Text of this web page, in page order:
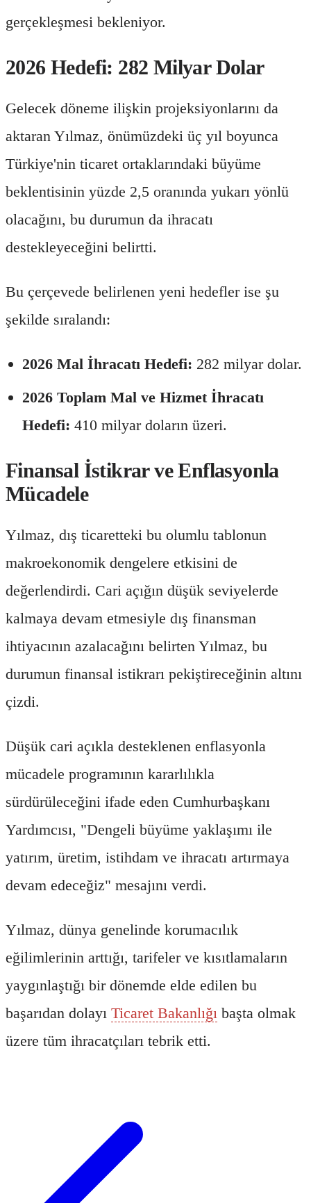
gerçekleşmesi bekleniyor.
2026 Hedefi: 282 Milyar Dolar
Gelecek döneme ilişkin projeksiyonlarını da
aktaran Yılmaz, önümüzdeki üç yıl boyunca
Türkiye'nin ticaret ortaklarındaki büyüme
beklentisinin yüzde 2,5 oranında yukarı yönlü
olacağını, bu durumun da ihracatı
destekleyeceğini belirtti.
Bu çerçevede belirlenen yeni hedefler ise şu
şekilde sıralandı:
2026 Mal İhracatı Hedefi: 282 milyar dolar.
2026 Toplam Mal ve Hizmet İhracatı
Hedefi: 410 milyar doların üzeri.
Finansal İstikrar ve Enflasyonla
Mücadele
Yılmaz, dış ticaretteki bu olumlu tablonun
makroekonomik dengelere etkisini de
değerlendirdi. Cari açığın düşük seviyelerde
kalmaya devam etmesiyle dış finansman
ihtiyacının azalacağını belirten Yılmaz, bu
durumun finansal istikrarı pekiştireceğinin altını
çizdi.
Düşük cari açıkla desteklenen enflasyonla
mücadele programının kararlılıkla
sürdürüleceğini ifade eden Cumhurbaşkanı
Yardımcısı, "Dengeli büyüme yaklaşımı ile
yatırım, üretim, istihdam ve ihracatı artırmaya
devam edeceğiz" mesajını verdi.
Yılmaz, dünya genelinde korumacılık
eğilimlerinin arttığı, tarifeler ve kısıtlamaların
yaygınlaştığı bir dönemde elde edilen bu
başarıdan dolayı Ticaret Bakanlığı başta olmak
üzere tüm ihracatçıları tebrik etti.